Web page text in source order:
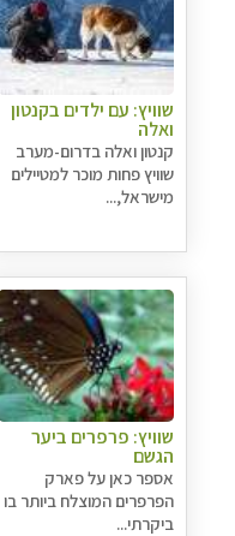
שוויץ: עם ילדים בקנטון
ואלה
קנטון ואלה בדרום-מערב
שוויץ פחות מוכר למטיילים
מישראל,...
שוויץ: פרפרים ביער
הגשם
אספר כאן על פארק
הפרפרים המוצלח ביותר בו
ביקרתי...
תכנון
»
תכנון
היעדים »